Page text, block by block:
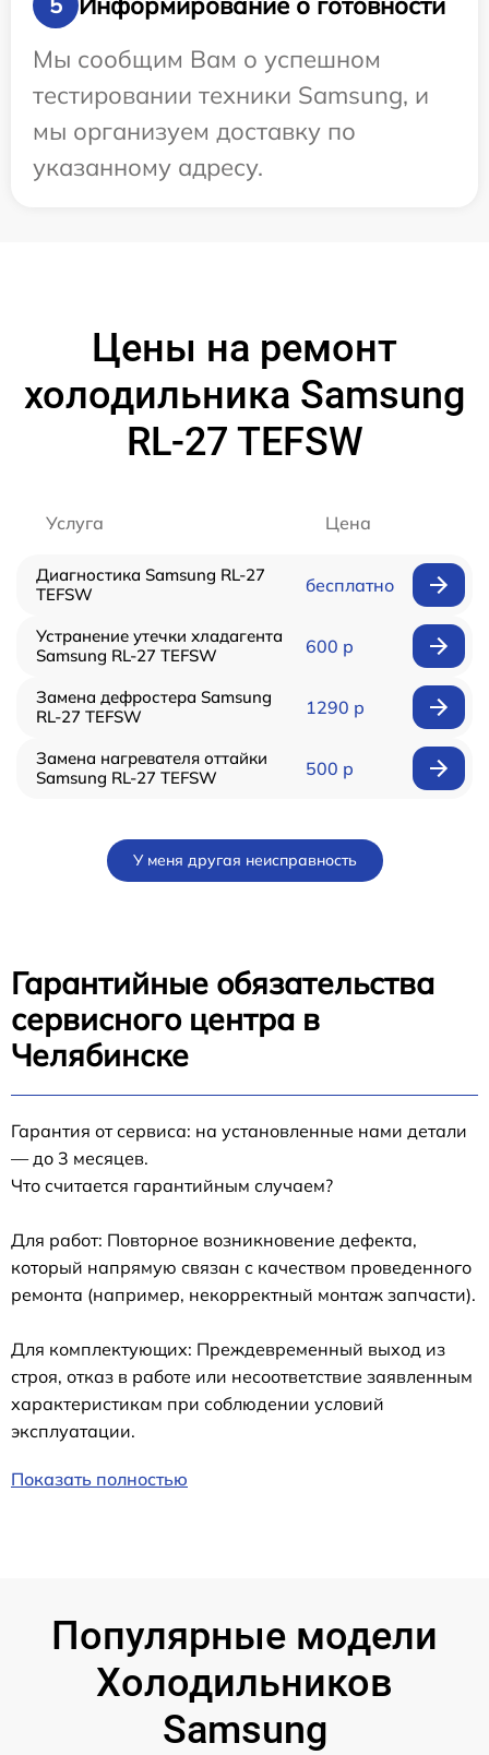
Мы сообщим Вам о успешном
тестировании техники Samsung, и
мы организуем доставку по
указанному адресу.
Цены на ремонт
холодильника Samsung
RL-27 TEFSW
Услуга Цена
Диагностика Samsung RL-27
TEFSW
бесплатно
Устранение утечки хладагента
Samsung RL-27 TEFSW
600 р
Замена дефростера Samsung
RL-27 TEFSW
1290 р
Замена нагревателя оттайки
Samsung RL-27 TEFSW
500 р
У меня другая неисправность
Гарантийные обязательства
сервисного центра в
Челябинске
Гарантия от сервиса: на установленные нами детали
— до 3 месяцев.
Что считается гарантийным случаем?
Для работ: Повторное возникновение дефекта,
который напрямую связан с качеством проведенного
ремонта (например, некорректный монтаж запчасти).
Для комплектующих: Преждевременный выход из
строя, отказ в работе или несоответствие заявленным
характеристикам при соблюдении условий
эксплуатации.
Показать полностью
Популярные модели
Холодильников
Samsung